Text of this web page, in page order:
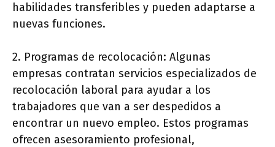
habilidades transferibles y pueden adaptarse a
nuevas funciones.
2. Programas de recolocación: Algunas
empresas contratan servicios especializados de
recolocación laboral para ayudar a los
trabajadores que van a ser despedidos a
encontrar un nuevo empleo. Estos programas
ofrecen asesoramiento profesional,